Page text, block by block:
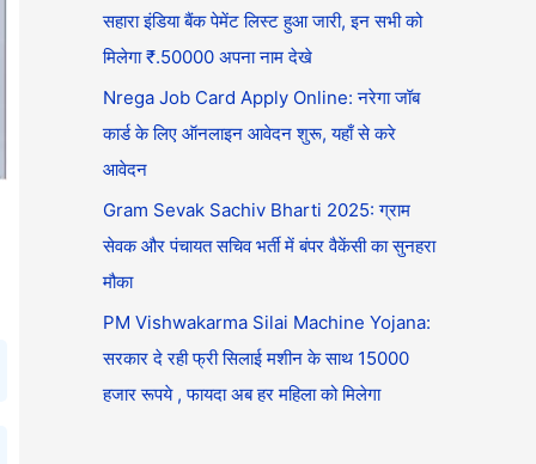
सहारा इंडिया बैंक पेमेंट लिस्ट हुआ जारी, इन सभी को
मिलेगा ₹.50000 अपना नाम देखे
Nrega Job Card Apply Online: नरेगा जॉब
कार्ड के लिए ऑनलाइन आवेदन शुरू, यहाँ से करे
आवेदन
Gram Sevak Sachiv Bharti 2025: ग्राम
सेवक और पंचायत सचिव भर्ती में बंपर वैकेंसी का सुनहरा
मौका
PM Vishwakarma Silai Machine Yojana:
सरकार दे रही फ्री सिलाई मशीन के साथ 15000
हजार रूपये , फायदा अब हर महिला को मिलेगा